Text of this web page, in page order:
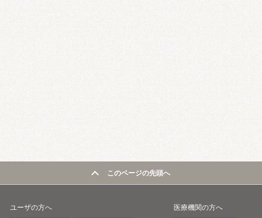
このページの先頭へ
ユーザの方へ 医療機関の方へ